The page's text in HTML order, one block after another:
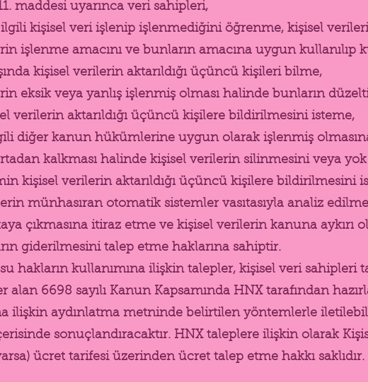
maddesi uyarınca veri sahipleri,
kişisel veri işlenip işlenmediğini öğrenme, kişisel
işlenme amacını ve bunların amacına uygun kullanılıp
kişisel verilerin aktarıldığı üçüncü kişileri bilme,
eksik veya yanlış işlenmiş olması halinde bunların
verilerin aktarıldığı üçüncü kişilere bildirilmesini isteme,
diğer kanun hükümlerine uygun olarak işlenmiş
kalkması halinde kişisel verilerin silinmesini veya
kişisel verilerin aktarıldığı üçüncü kişilere bildirilmesini
münhasıran otomatik sistemler vasıtasıyla analiz
çıkmasına itiraz etme ve kişisel verilerin kanuna aykırı
giderilmesini talep etme haklarına sahiptir.
hakların kullanımına ilişkin talepler, kişisel veri sahipleri
alan 6698 sayılı Kanun Kapsamında HNX tarafından
ilişkin aydınlatma metninde belirtilen yöntemlerle
sonuçlandıracaktır. HNX taleplere ilişkin olarak
ücret tarifesi üzerinden ücret talep etme hakkı saklıdır.